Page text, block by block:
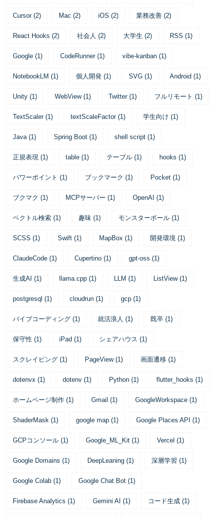
Cursor (2) Mac (2) iOS (2) 業務改善 (2)
React Hooks (2) 社会人 (2) 大学生 (2) RSS (1)
Google (1) CodeRunner (1) vibe-kanban (1)
NotebookLM (1) 個人開発 (1) SVG (1) Android (1)
Unity (1) WebView (1) Twitter (1) フルリモート (1)
TextScaler (1) textScaleFactor (1) 学生向け (1)
Java (1) Spring Boot (1) shell script (1)
正規表現 (1) table (1) テーブル (1) hooks (1)
パワーポイント (1) ブックマーク (1) Pocket (1)
ブクマク (1) MCPサーバー (1) OpenAI (1)
ベクトル検索 (1) 趣味 (1) モンスターボール (1)
SCSS (1) Swift (1) MapBox (1) 開発環境 (1)
ClaudeCode (1) Cupertino (1) gpt-oss (1)
生成AI (1) llama.cpp (1) LLM (1) ListView (1)
postgresql (1) cloudrun (1) gcp (1)
バイブコーディング (1) 就活浪人 (1) 既卒 (1)
保守性 (1) iPad (1) シェアハウス (1)
スクレイピング (1) PageView (1) 画面遷移 (1)
dotenvx (1) dotenv (1) Python (1) flutter_hooks (1)
ホームページ制作 (1) Gmail (1) GoogleWorkspace (1)
ShaderMask (1) google map (1) Google Places API (1)
GCPコンソール (1) Google_ML_Kit (1) Vercel (1)
Google Domains (1) DeepLeaning (1) 深層学習 (1)
Google Colab (1) Google Chat Bot (1)
Firebase Analytics (1) Gemini AI (1) コード生成 (1)